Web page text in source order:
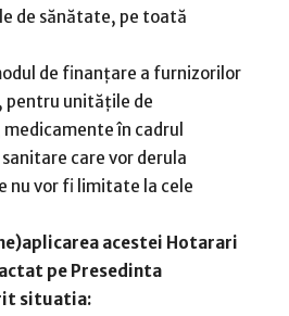
de sănătate, pe toată
de finanțare a furnizorilor
pentru unitățile de
în cadrul
care vor derula
nu vor fi limitate la cele
acestei Hotarari
pe Presedinta
situatia: